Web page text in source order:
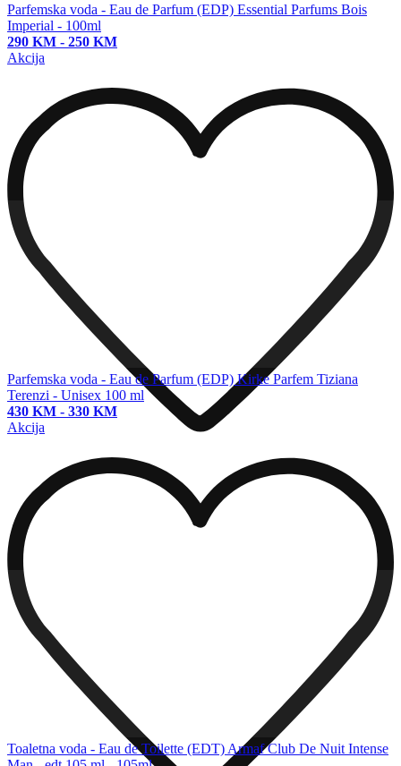
Parfemska voda - Eau de Parfum (EDP) Essential Parfums Bois
Imperial - 100ml
290 KM - 250 KM
Akcija
Parfemska voda - Eau de Parfum (EDP) Kirke Parfem Tiziana
Terenzi - Unisex 100 ml
430 KM - 330 KM
Akcija
Toaletna voda - Eau de Toilette (EDT) Armaf Club De Nuit Intense